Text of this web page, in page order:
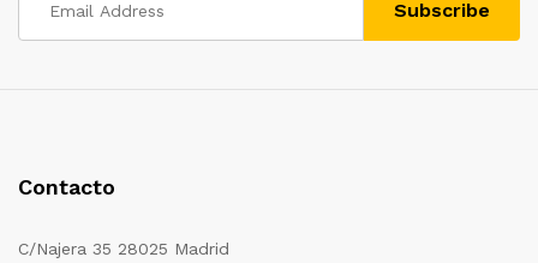
Contacto
C/Najera 35 28025 Madrid